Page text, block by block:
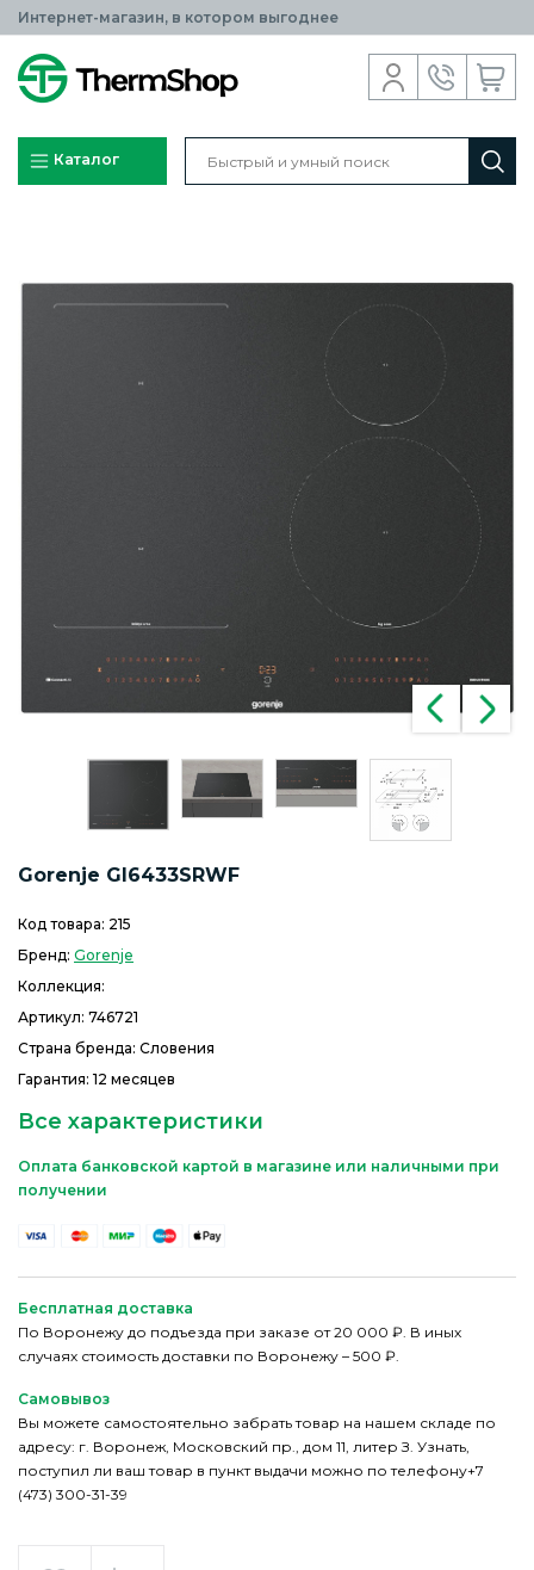
Интернет-магазин, в котором выгоднее
Каталог
Gorenje GI6433SRWF
Код товара: 215
Бренд: Gorenje
Коллекция:
Артикул: 746721
Страна бренда: Словения
Гарантия: 12 месяцев
Все характеристики
Оплата банковской картой в магазине или наличными при
получении
Бесплатная доставка
По Воронежу до подъезда при заказе от 20 000 ₽. В иных
случаях стоимость доставки по Воронежу – 500 ₽.
Самовывоз
Вы можете самостоятельно забрать товар на нашем складе по
адресу: г. Воронеж, Московский пр., дом 11, литер З. Узнать,
поступил ли ваш товар в пункт выдачи можно по телефону+7
(473) 300-31-39